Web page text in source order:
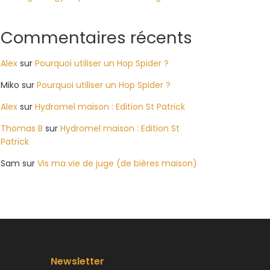
Commentaires récents
Alex sur Pourquoi utiliser un Hop Spider ?
Miko sur Pourquoi utiliser un Hop Spider ?
Alex sur Hydromel maison : Edition St Patrick
Thomas B sur Hydromel maison : Edition St
Patrick
Sam sur Vis ma vie de juge (de bières maison)
Newsletter